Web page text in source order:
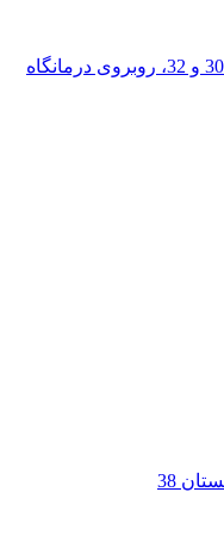
البرز، فردیس، جاده ملارد، بین گلستان 30 و 32، روبروی درمانگاه